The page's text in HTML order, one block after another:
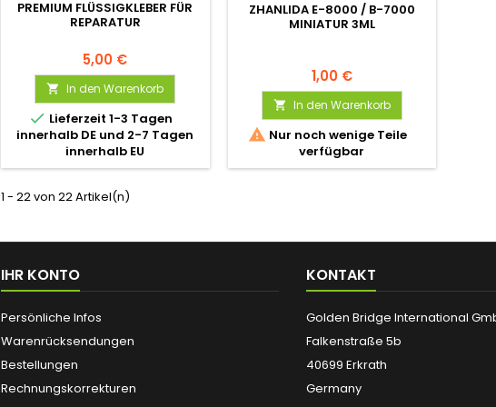
PREMIUM FLÜSSIGKLEBER FÜR
REPARATUR
5,00 €
 In den Warenkorb
 Lieferzeit 1-3 Tagen
innerhalb DE und 2-7 Tagen
innerhalb EU
ZHANLIDA E-8000 / B-7000
MINIATUR 3ML
1,00 €
 In den Warenkorb
 Nur noch wenige Teile
verfügbar
1 - 22 von 22 Artikel(n)
IHR KONTO
Persönliche Infos
Warenrücksendungen
Bestellungen
Rechnungskorrekturen
KONTAKT
Golden Bridge International
Falkenstraße 5b
40699 Erkrath
Germany